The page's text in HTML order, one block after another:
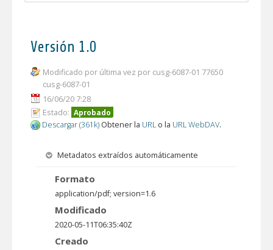
Versión 1.0
Modificado por última vez por cusg-6087-01 77650
cusg-6087-01
16/06/20 7:28
Estado: Aprobado
Descargar (361k) Obtener la URL o la URL WebDAV.
Metadatos extraídos automáticamente
Formato
application/pdf; version=1.6
Modificado
2020-05-11T06:35:40Z
Creado